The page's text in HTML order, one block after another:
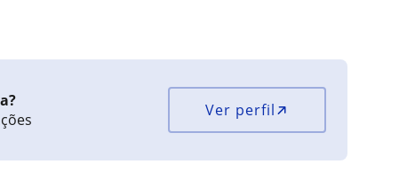
Ver perfil